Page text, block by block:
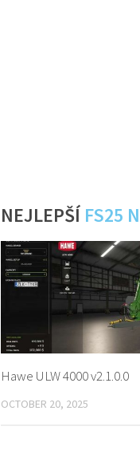
NEJLEPŠÍ FS25
Hawe ULW 4000 v2.1.0.0
OCTOBER 20, 2025